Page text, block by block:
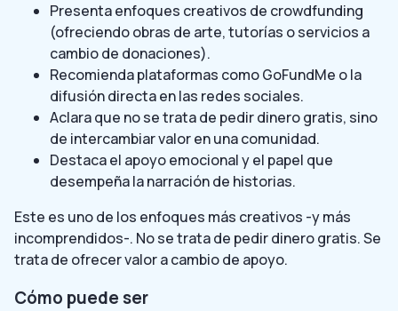
Presenta enfoques creativos de crowdfunding
(ofreciendo obras de arte, tutorías o servicios a
cambio de donaciones).
Recomienda plataformas como GoFundMe o la
difusión directa en las redes sociales.
Aclara que no se trata de pedir dinero gratis, sino
de intercambiar valor en una comunidad.
Destaca el apoyo emocional y el papel que
desempeña la narración de historias.
Este es uno de los enfoques más creativos -y más
incomprendidos-. No se trata de pedir dinero gratis. Se
trata de ofrecer valor a cambio de apoyo.
Cómo puede ser